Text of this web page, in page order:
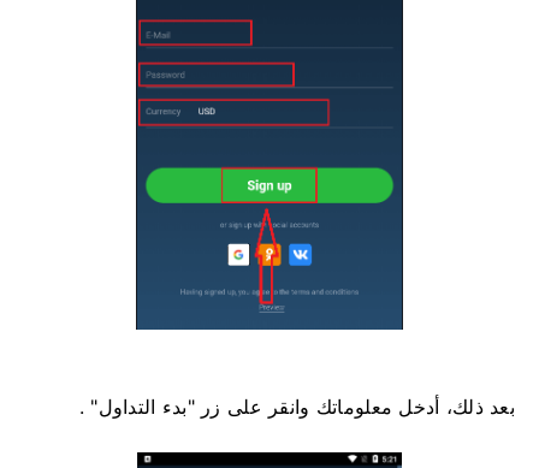
بعد ذلك، أدخل معلوماتك وانقر على زر "بدء التداول" .